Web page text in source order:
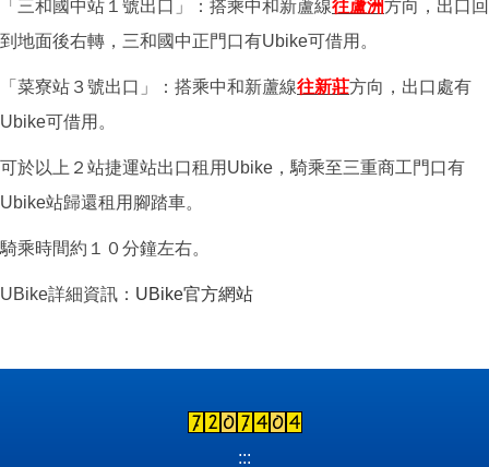
「三和國中站１號出口」：搭乘中和新蘆線往蘆洲方向，出口回
到地面後右轉，三和國中正門口有Ubike可借用。
「菜寮站３號出口」： 搭乘中和新蘆線往新莊方向， 出口處有
Ubike可借用。
可於以上２站捷運站出口租用Ubike，騎乘至三重商工門口有
Ubike站歸還租用腳踏車。
騎乘時間約１０分鐘左右。
UBike詳細資訊： UBike官方網站
:::